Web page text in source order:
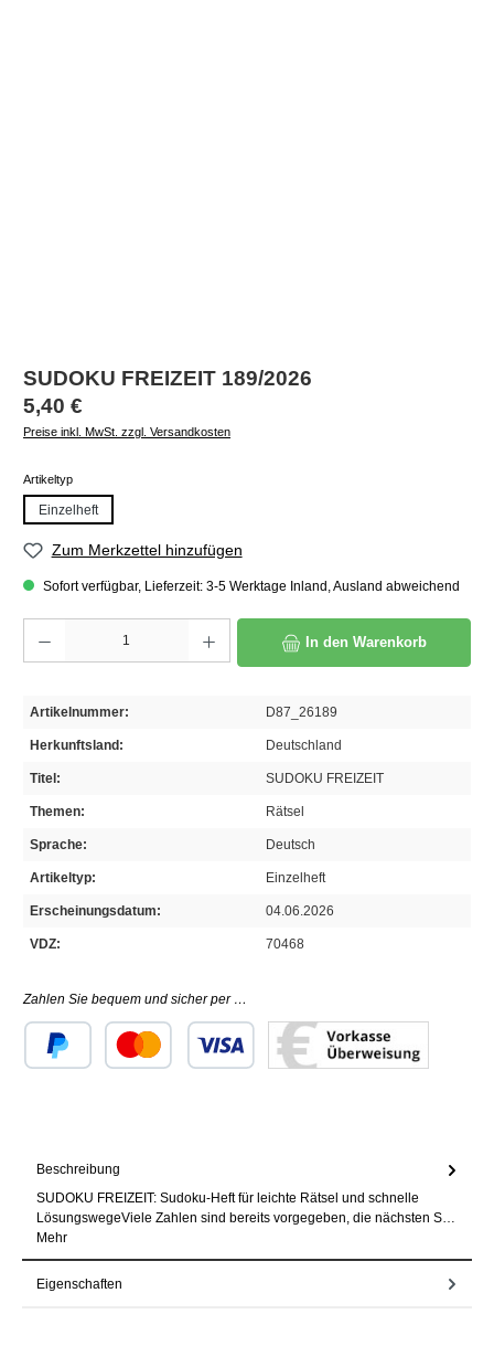
SUDOKU FREIZEIT 189/2026
Regulärer Preis:
5,40 €
Preise inkl. MwSt. zzgl. Versandkosten
Artikeltypauswählen
Einzelheft
Zum Merkzettel hinzufügen
Sofort verfügbar, Lieferzeit: 3-5 Werktage Inland, Ausland abweichend
In den Warenkorb
Artikelnummer: D87_26189
Herkunftsland: Deutschland
Titel: SUDOKU FREIZEIT
Themen: Rätsel
Sprache: Deutsch
Artikeltyp: Einzelheft
Erscheinungsdatum: 04.06.2026
VDZ: 70468
Zahlen Sie bequem und sicher per …
Beschreibung
SUDOKU FREIZEIT: Sudoku-Heft für leichte Rätsel und schnelle
LösungswegeViele Zahlen sind bereits vorgegeben, die nächsten S…
Mehr
Eigenschaften